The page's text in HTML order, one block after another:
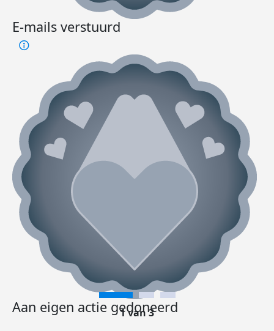
E-mails verstuurd
Aan eigen actie gedoneerd
1 van 3